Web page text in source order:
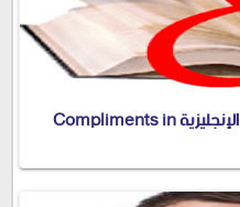
تعليم التعبير عن المجاملات باللغة الإنجليزية Compliments in